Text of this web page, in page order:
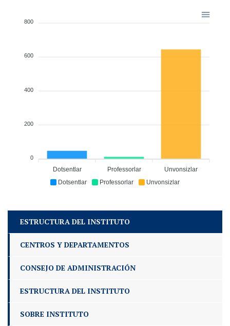
Dotsentlar Professorlar Unvonsizlar
Dotsentlar Professorlar Unvonsizlar
800
600
400
200
0
ESTRUCTURA DEL INSTITUTO
CENTROS Y DEPARTAMENTOS
CONSEJO DE ADMINISTRACIÓN
ESTRUCTURA DEL INSTITUTO
SOBRE INSTITUTO